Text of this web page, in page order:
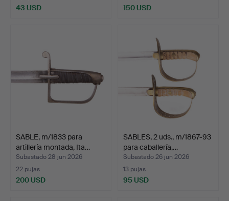
43 USD 150 USD
SABLE, m/1833 para
artillería montada, Ita…
Subastado 28 jun 2026
22 pujas
200 USD
SABLES, 2 uds., m/1867-93
para caballería,…
Subastado 26 jun 2026
13 pujas
95 USD